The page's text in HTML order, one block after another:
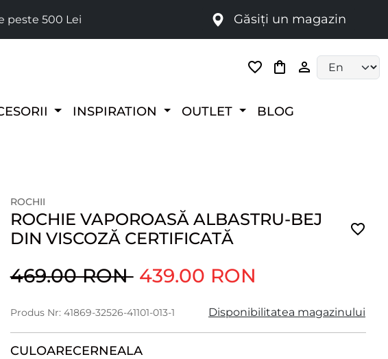
peste 500 Lei Găsiți un magazin
INSPIRATION OUTLET BLOG
ROCHII
ROCHIE VAPOROASĂ ALBASTRU-BEJ
DIN VISCOZĂ CERTIFICATĂ
469.00 RON 439.00 RON
Produs Nr: 41869-32526-41101-013-1 Disponibilitatea magazinului
CULOARECERNEALA